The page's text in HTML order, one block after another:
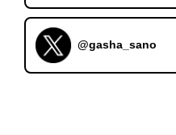
@gasha_sano